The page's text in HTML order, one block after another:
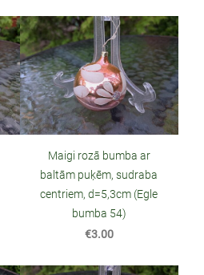
Maigi rozā bumba ar
baltām puķēm, sudraba
centriem, d=5,3cm (Egle
bumba 54)
€3.00